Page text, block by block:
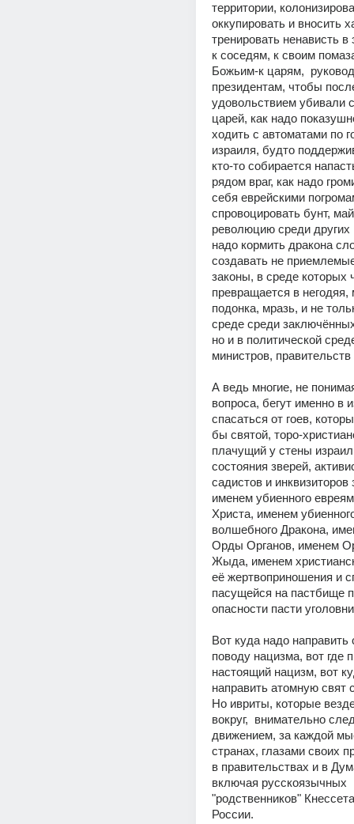
территории,
оккупировать и вносить
тренировать ненависть в
к соседям, к своим
Божьим-к царям,
президентам, чтобы
удовольствием убивали
царей, как надо
ходить с автоматами по
израиля, будто
кто-то собирается
рядом враг, как надо
себя еврейскими
спровоцировать бунт,
революцию среди других
надо кормить дракона
создавать не
законы, в среде которых
превращается в негодяя,
подонка, мразь, и не
среде среди
но и в политической
министров,
А ведь многие, не
вопроса, бегут именно в
спасаться от гоев,
бы святой, торо-
плачущий у стены
состояния зверей,
садистов и инквизиторов
именем убиенного
Христа, именем
волшебного Дракона,
Орды Органов, именем
Жыда, именем
её жертвоприношения и
пасущейся на пастбище
опасности пасти
Вот куда надо
поводу нацизма, вот где
настоящий нацизм, вот
Но ивриты, которые
вокруг,  внимательно
движением, за каждой
странах, глазами своих
в правительствах и в
включая русскоязычных
"родственников"
России.